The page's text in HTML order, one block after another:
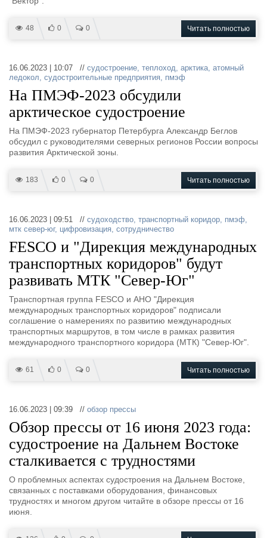
48 0 0 Читать полностью
16.06.2023 | 10:07 // судостроение, теплоход, арктика, атомный
ледокол, судостроительные предприятия, пмэф
На ПМЭФ-2023 обсудили
арктическое судостроение
На ПМЭФ-2023 губернатор Петербурга Александр Беглов
обсудил с руководителями северных регионов России вопросы
развития Арктической зоны.
183 0 0 Читать полностью
16.06.2023 | 09:51 // судоходство, транспортный коридор, пмэф,
мтк север-юг, цифровизация, сотрудничество
FESCO и "Дирекция международных
транспортных коридоров" будут
развивать МТК "Север-Юг"
Транспортная группа FESCO и АНО "Дирекция
международных транспортных коридоров" подписали
соглашение о намерениях по развитию международных
транспортных маршрутов, в том числе в рамках развития
международного транспортного коридора (МТК) "Север-Юг".
61 0 0 Читать полностью
16.06.2023 | 09:39 // обзор прессы
Обзор прессы от 16 июня 2023 года:
судостроение на Дальнем Востоке
сталкивается с трудностями
О проблемных аспектах судостроения на Дальнем Востоке,
связанных с поставками оборудования, финансовых
трудностях и многом другом читайте в обзоре прессы от 16
июня.